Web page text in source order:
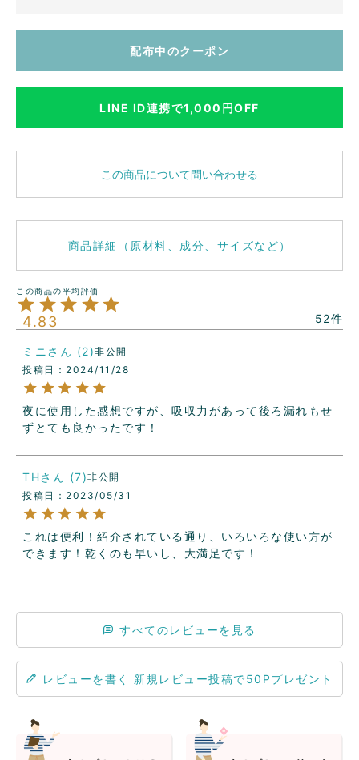
配布中のクーポン
LINE ID連携で1,000円OFF
この商品について問い合わせる
商品詳細（原材料、成分、サイズなど）
4.83 52
ミニ 2 非公開
投稿日
2024/11/28
夜に使用した感想ですが、吸収力があって後ろ漏れもせ
ずとても良かったです！
TH 7 非公開
投稿日
2023/05/31
これは便利！紹介されている通り、いろいろな使い方が
できます！乾くのも早いし、大満足です！
すべてのレビューを見る
レビューを書く